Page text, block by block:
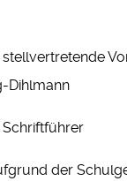
Dihlmann
der